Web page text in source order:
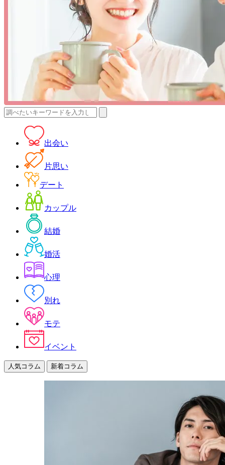
検
出会い
片思い
デート
カップル
結婚
婚活
心理
別れ
モテ
イベント
人気コラム 新着コラム